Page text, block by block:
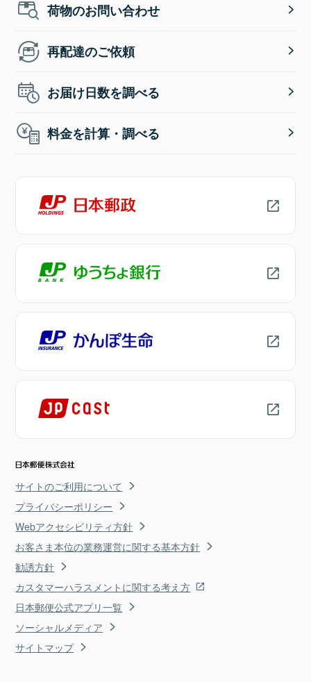
荷物のお問い合わせ
再配達のご依頼
お届け日数を調べる
料金を計算・調べる
サイトのご利用について
プライバシーポリシー
Webアクセシビリティ方針
お客さま本位の業務運営に関する基本方針
勧誘方針
カスタマーハラスメントに関する考え方
日本郵便公式アプリ一覧
ソーシャルメディア
サイトマップ